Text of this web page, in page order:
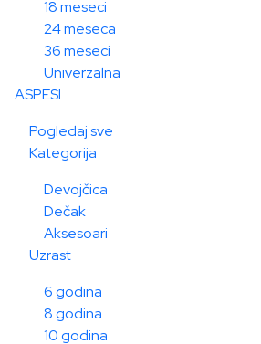
18 meseci
24 meseca
36 meseci
Univerzalna
ASPESI
Pogledaj sve
Kategorija
Devojčica
Dečak
Aksesoari
Uzrast
6 godina
8 godina
10 godina